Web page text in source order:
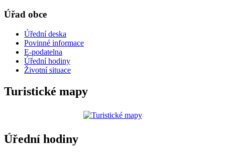
Úřad obce
Úřední deska
Povinné informace
E-podatelna
Úřední hodiny
Životní situace
Turistické mapy
Úřední hodiny